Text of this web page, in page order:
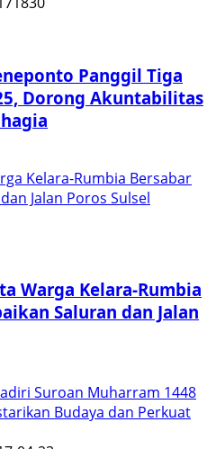
Panggil Tiga
Dorong Akuntabilitas
Kelara-Rumbia Bersabar
Jalan Poros Sulsel
Warga Kelara-Rumbia
Saluran dan Jalan
Suroan Muharram 1448
Budaya dan Perkuat